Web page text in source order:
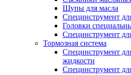
Щупы для масла
Специнструмент
Головки
Специнструмент
Тормозная система
Специнструмент
жидкости
Специнструмент